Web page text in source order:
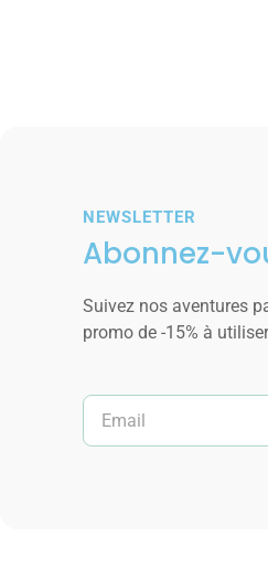
NEWSLETTER
Abonnez-
Suivez nos aventures
promo de -15% à